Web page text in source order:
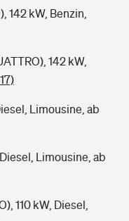
142 kW, Benzin,
142 kW,
Limousine, ab
Limousine, ab
110 kW, Diesel,